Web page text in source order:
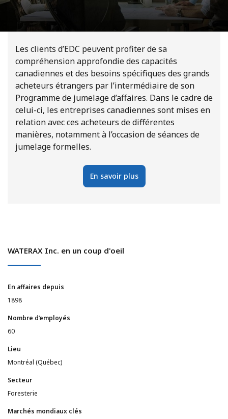
Les clients d’EDC peuvent profiter de sa
compréhension approfondie des capacités
canadiennes et des besoins spécifiques des grands
acheteurs étrangers par l’intermédiaire de son
Programme de jumelage d’affaires. Dans le cadre de
celui-ci, les entreprises canadiennes sont mises en
relation avec ces acheteurs de différentes
manières, notamment à l’occasion de séances de
jumelage formelles.
En savoir plus
WATERAX Inc. en un coup d'oeil
En affaires depuis
1898
Nombre d’employés
60
Lieu
Montréal (Québec)
Secteur
Foresterie
Marchés mondiaux clés